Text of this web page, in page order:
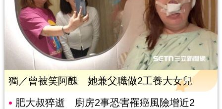
獨／曾被笑阿醜 她兼父職做2工養大女兒
肥大叔猝逝 廚房2事恐害罹癌風險增近2